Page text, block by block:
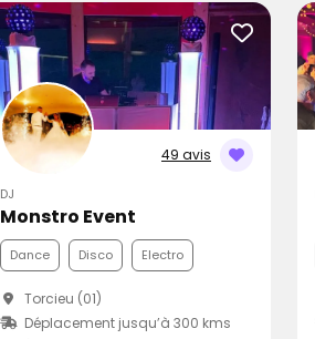
49 avis
DJ
Monstro Event
Dance Disco Electro
Torcieu (01)
Déplacement jusqu’à 300 kms